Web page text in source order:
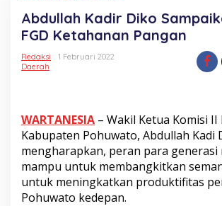
Diko
Sampaikan
ini
Abdullah Kadir Diko
FGD Ketahanan Pangan
Redaksi
1 Februari 2022
Daerah
WARTANESIA – Wakil Ketua Komisi II
Kabupaten Pohuwato, Abdullah Kadi
mengharapkan, peran para generasi
mampu untuk membangkitkan
untuk meningkatkan produktifitas
Pohuwato kedepan.